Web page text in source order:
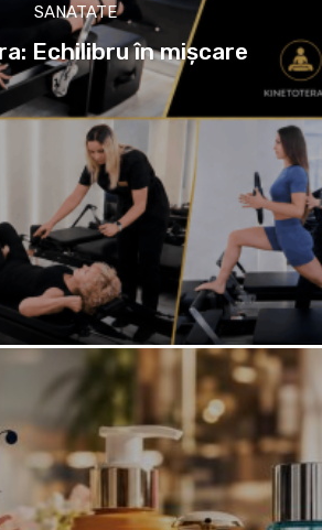
SANATATE
Echilibru în mișcare